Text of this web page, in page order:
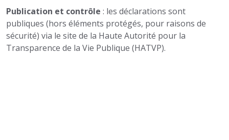
Publication et contrôle : les déclarations sont
publiques (hors éléments protégés, pour raisons de
sécurité) via le site de la Haute Autorité pour la
Transparence de la Vie Publique (HATVP).